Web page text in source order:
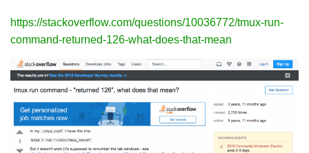
https://stackoverflow.com/questions/10036772/tmux-run-
command-returned-126-what-does-that-mean